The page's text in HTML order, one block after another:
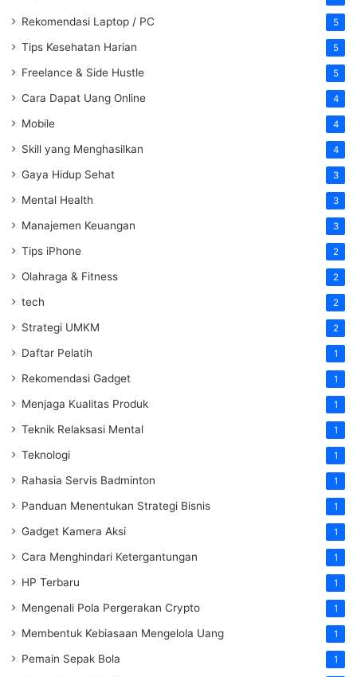
Rekomendasi Laptop / PC 5
Tips Kesehatan Harian 5
Freelance & Side Hustle 5
Cara Dapat Uang Online 4
Mobile 4
Skill yang Menghasilkan 4
Gaya Hidup Sehat 3
Mental Health 3
Manajemen Keuangan 3
Tips iPhone 2
Olahraga & Fitness 2
tech 2
Strategi UMKM 2
Daftar Pelatih 1
Rekomendasi Gadget 1
Menjaga Kualitas Produk 1
Teknik Relaksasi Mental 1
Teknologi 1
Rahasia Servis Badminton 1
Panduan Menentukan Strategi Bisnis 1
Gadget Kamera Aksi 1
Cara Menghindari Ketergantungan 1
HP Terbaru 1
Mengenali Pola Pergerakan Crypto 1
Membentuk Kebiasaan Mengelola Uang 1
Pemain Sepak Bola 1